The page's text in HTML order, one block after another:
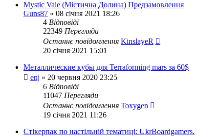
Mystic Vale (Містична Долина) Предзамовлення
Guns87 » 08 січня 2021 18:26
4 Відповіді
22349 Перегляди
Останнє повідомлення KinslayeR
20 січня 2021 15:01
Металлические кубы для Terraforming mars за 60$
enj » 20 червня 2020 23:25
6 Відповіді
11047 Перегляди
Останнє повідомлення Toxygen
19 січня 2021 11:26
Стікерпак по настільній тематиці: UkrBoardgamers.